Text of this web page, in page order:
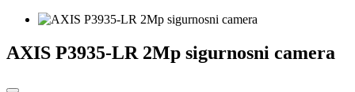
AXIS P3935-LR 2Mp sigurnosni camera